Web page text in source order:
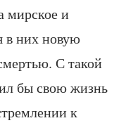
мирское и
в них новую
С такой
бы свою жизнь
к